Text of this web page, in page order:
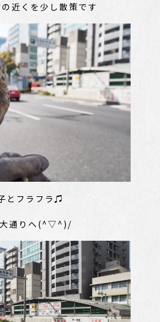
近くを少し散策です
とフラフラ♫
通りへ(^▽^)/